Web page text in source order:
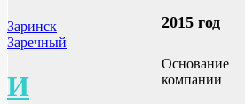
Заринск
Заречный
И
2015 год
Основание
компании